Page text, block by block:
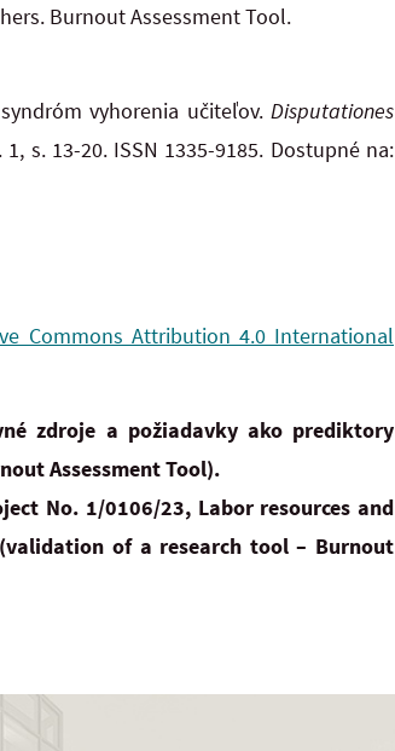
Burnout Assessment Tool.
vyhorenia učiteľov. Disputationes
1, s. 13-20. ISSN 1335-9185. Dostupné na:
Commons Attribution 4.0 International
zdroje a požiadavky ako prediktory
Assessment Tool).
No. 1/0106/23, Labor resources and
of a research tool – Burnout